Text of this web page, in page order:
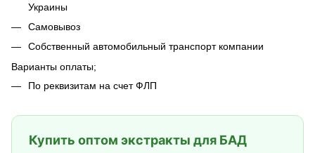
Украины
Самовывоз
Собственный автомобильный транспорт компании
Варианты оплаты;
По реквизитам на счет ФЛП
Купить оптом экстракты для БАД